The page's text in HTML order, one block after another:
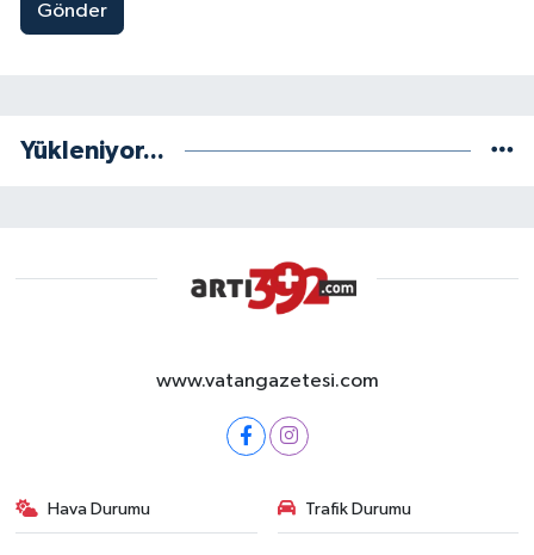
Gönder
Yükleniyor...
www.vatangazetesi.com
Hava Durumu Trafik Durumu